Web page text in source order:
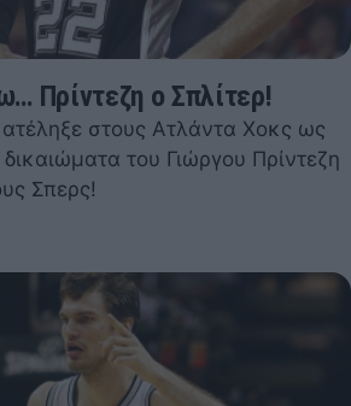
Πρίντεζη ο Σπλίτερ!
στους Ατλάντα Χοκς ως
του Γιώργου Πρίντεζη
Σπερς!